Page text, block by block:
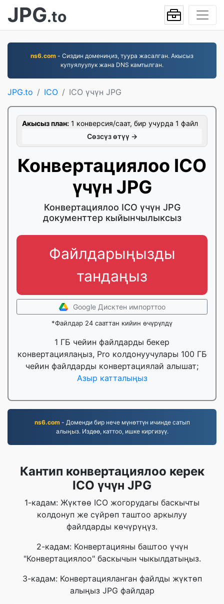
JPG.to
ns6.com - Сиздин домениңиз, туура жасалган. Акысыз
купуялуулук жана DNS камтылган.
JPG.to ICO ICO үчүн JPG
Акысыз план: 1 конверсия/саат, бир учурда 1 файл
Сөзсүз өтүү →
Конвертациялоо ICO
үчүн JPG
Конвертациялоо ICO үчүн JPG
документтер кыйынчылыксыз
Файлдарыңызды
тандаңыз
Google Дисктен импорттоо
*Файлдар 24 сааттан кийин өчүрүлдү
1 ГБ чейин файлдарды бекер
конвертациялаңыз, Pro колдонуучулары 100 ГБ
чейин файлдарды конвертациялай алышат;
Азыр катталыңыз
ns6.com- Доменди бир нече мүнөттүн ичинде сатып
алыңыз. Издөө, каттоо, ишке киргизүү.
Кантип конвертациялоо керек
ICO үчүн JPG
1-кадам: Жүктөө ICO жогорудагы баскычты
колдонуп же сүйрөп таштоо аркылуу
файлдарды көчүрүңүз.
2-кадам: Конвертацияны баштоо үчүн
"Конвертациялоо" баскычын чыкылдатыңыз.
3-кадам: Конвертацияланган файлды жүктөп
алыңыз JPG файлдар